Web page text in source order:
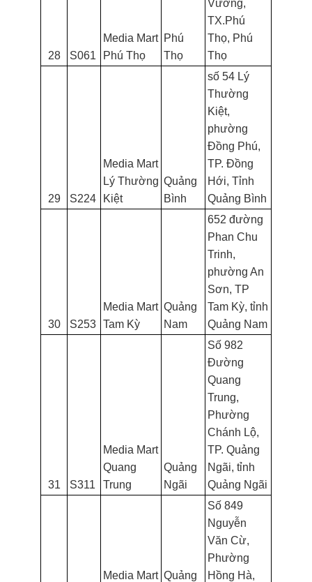
28 S061
Media Mart
Phú Thọ
Phú
Thọ
Vương,
TX.Phú
Thọ, Phú
Thọ
29 S224
Media Mart
Lý Thường
Kiệt
Quảng
Bình
số 54 Lý
Thường
Kiệt,
phường
Đồng Phú,
TP. Đồng
Hới, Tỉnh
Quảng Bình
30 S253
Media Mart
Tam Kỳ
Quảng
Nam
652 đường
Phan Chu
Trinh,
phường An
Sơn, TP
Tam Kỳ, tỉnh
Quảng Nam
31 S311
Media Mart
Quang
Trung
Quảng
Ngãi
Số 982
Đường
Quang
Trung,
Phường
Chánh Lộ,
TP. Quảng
Ngãi, tỉnh
Quảng Ngãi
Media Mart Quảng
Số 849
Nguyễn
Văn Cừ,
Phường
Hồng Hà,